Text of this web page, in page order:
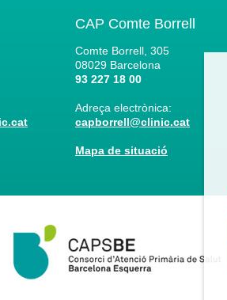
CAP Comte Borrell
Comte Borrell, 305
08029 Barcelona
93 227 18 00
Adreça electrònica:
capborrell@clinic.cat
Mapa de situació